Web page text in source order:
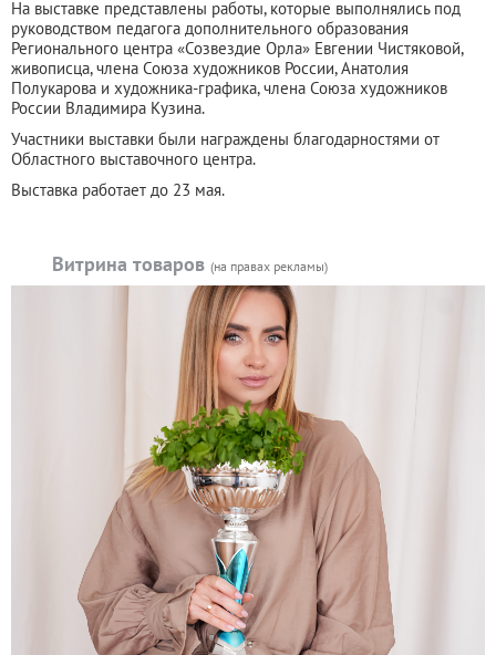
На выставке представлены работы, которые выполнялись под
руководством педагога дополнительного образования
Регионального центра «Созвездие Орла» Евгении Чистяковой,
живописца, члена Союза художников России, Анатолия
Полукарова и художника-графика, члена Союза художников
России Владимира Кузина.
Участники выставки были награждены благодарностями от
Областного выставочного центра.
Выставка работает до 23 мая.
Витрина товаров (на правах рекламы)